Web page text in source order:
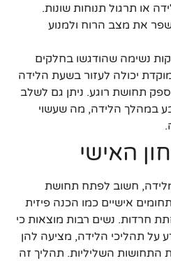
או תרגול תנוחות שונות.
את מצב הרוח ולמנוע
נשימה שהודגשו בחלקים
יכולה לעזור בשעת הלידה
תחושת רוגע. ניתן גם לשלב
במהלך הלידה, מה שעשוי
האישי
חשוב לפתח תחושת
אישיים כמו הכנה פיזית
חרדות. נשים רבות מוצאות כי
על תהליכי הלידה, מציעה להן
השליליות. תהליך זה